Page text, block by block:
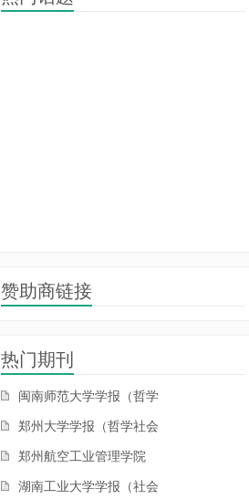
赞助商链接
热门期刊
闽南师范大学学报（哲学
郑州大学学报（哲学社会
郑州航空工业管理学院
湖南工业大学学报（社会